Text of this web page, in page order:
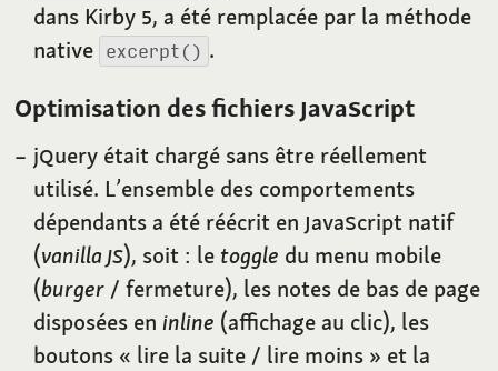
dans Kirby 5, a été remplacée par la méthode
native excerpt() .
Optimisation des fichiers JavaScript
jQuery était chargé sans être réellement
utilisé. L’ensemble des comportements
dépendants a été réécrit en JavaScript natif
(vanillaJS), soit : le toggle du menu mobile
(burger / fermeture), les notes de bas de page
disposées eninline (affichage au clic), les
boutons « lire la suite / lire moins » et la